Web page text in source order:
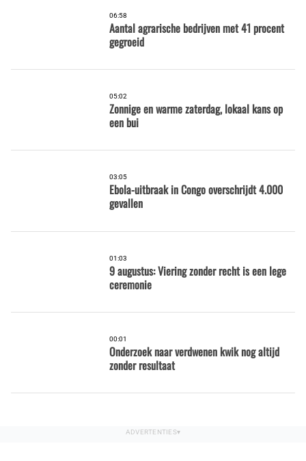
06:58
Aantal agrarische bedrijven met 41 procent
gegroeid
05:02
Zonnige en warme zaterdag, lokaal kans op
een bui
03:05
Ebola-uitbraak in Congo overschrijdt 4.000
gevallen
01:03
9 augustus: Viering zonder recht is een lege
ceremonie
00:01
Onderzoek naar verdwenen kwik nog altijd
zonder resultaat